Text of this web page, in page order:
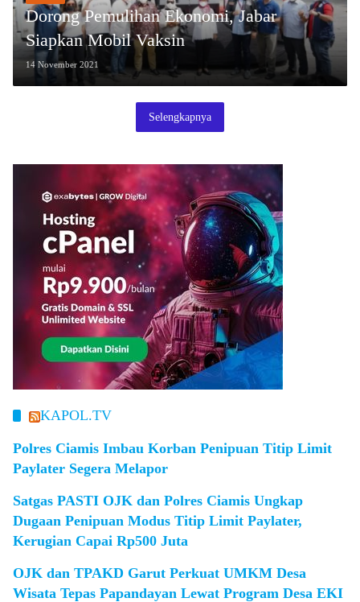
Dorong Pemulihan Ekonomi, Jabar
Siapkan Mobil Vaksin
14 November 2021
Selengkapnya
KAPOL.TV
Polres Ciamis Imbau Korban Penipuan Titip Limit
Paylater Segera Melapor
Satgas PASTI OJK dan Polres Ciamis Ungkap
Dugaan Penipuan Modus Titip Limit Paylater,
Kerugian Capai Rp500 Juta
OJK dan TPAKD Garut Perkuat UMKM Desa
Wisata Tepas Papandayan Lewat Program Desa EKI